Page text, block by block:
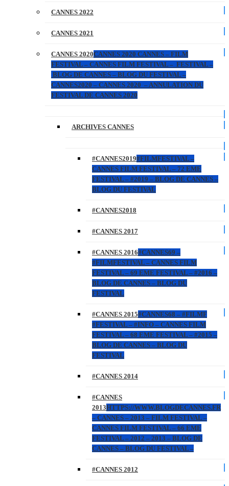
CANNES 2022
CANNES 2021
CANNES 2020CANNES 2020 CANNES – FILM
FESTIVAL – CANNES FILM FESTIVAL – FESTIVAL –
BLOG DE CANNES – BLOG DU FESTIVAL –
CANNES2020 – CANNES 2020 – ANNULATION DU
FESTIVAL DE CANNES 2020
ARCHIVES CANNES
#CANNES2019#FILMFESTIVAL –
CANNES FILM FESTIVAL – 72 EME
FESTIVAL – #2019 – BLOG DE CANNES –
BLOG DU FESTIVAL
#CANNES2018
#CANNES 2017
#CANNES 2016#CANNES69 –
#FILMFESTIVAL – CANNES FILM
FESTIVAL – 69 EME FESTIVAL – #2016 –
BLOG DE CANNES – BLOG DU
FESTIVAL
#CANNES 2015#CANNES68 – #FILMF
#FESTIVAL – #INFO – CANNES FILM
FESTIVAL – 68 EME FESTIVAL – #2015 –
BLOG DE CANNES – BLOG DU
FESTIVAL
#CANNES 2014
#CANNES
2013HTTPS://WWW.BLOGDECANNES.FR
– CANNES – 2013 – FILM FESTIVAL –
CANNES FILM FESTIVAL – 66 EME
FESTIVAL – 2012 – 2013 – BLOG DE
CANNES – BLOG DU FESTIVAL –
#CANNES 2012